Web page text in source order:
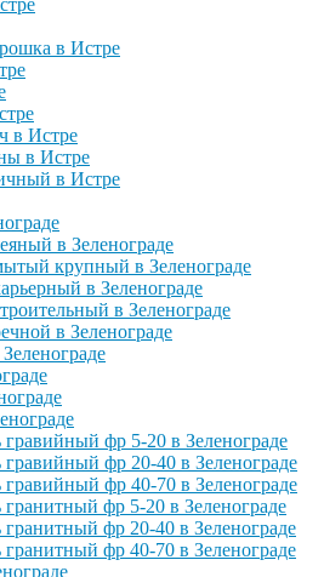
в Истре
в Истре
в Истре
в Истре
в Зеленограде
крупный в Зеленограде
в Зеленограде
в Зеленограде
в Зеленограде
фр 5-20 в Зеленограде
фр 20-40 в Зеленограде
фр 40-70 в Зеленограде
фр 5-20 в Зеленограде
фр 20-40 в Зеленограде
фр 40-70 в Зеленограде